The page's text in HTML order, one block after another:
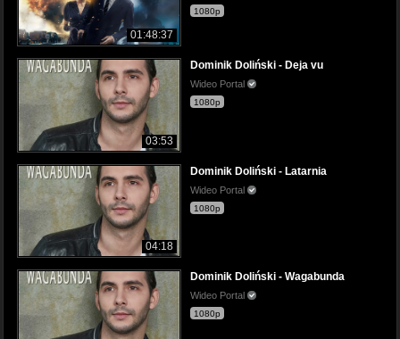
01:48:37
1080p
03:53
Dominik Doliński - Deja vu
Wideo Portal
1080p
04:18
Dominik Doliński - Latarnia
Wideo Portal
1080p
Dominik Doliński - Wagabunda
Wideo Portal
1080p